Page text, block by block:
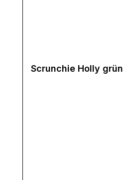
Scrunchie Holly grün